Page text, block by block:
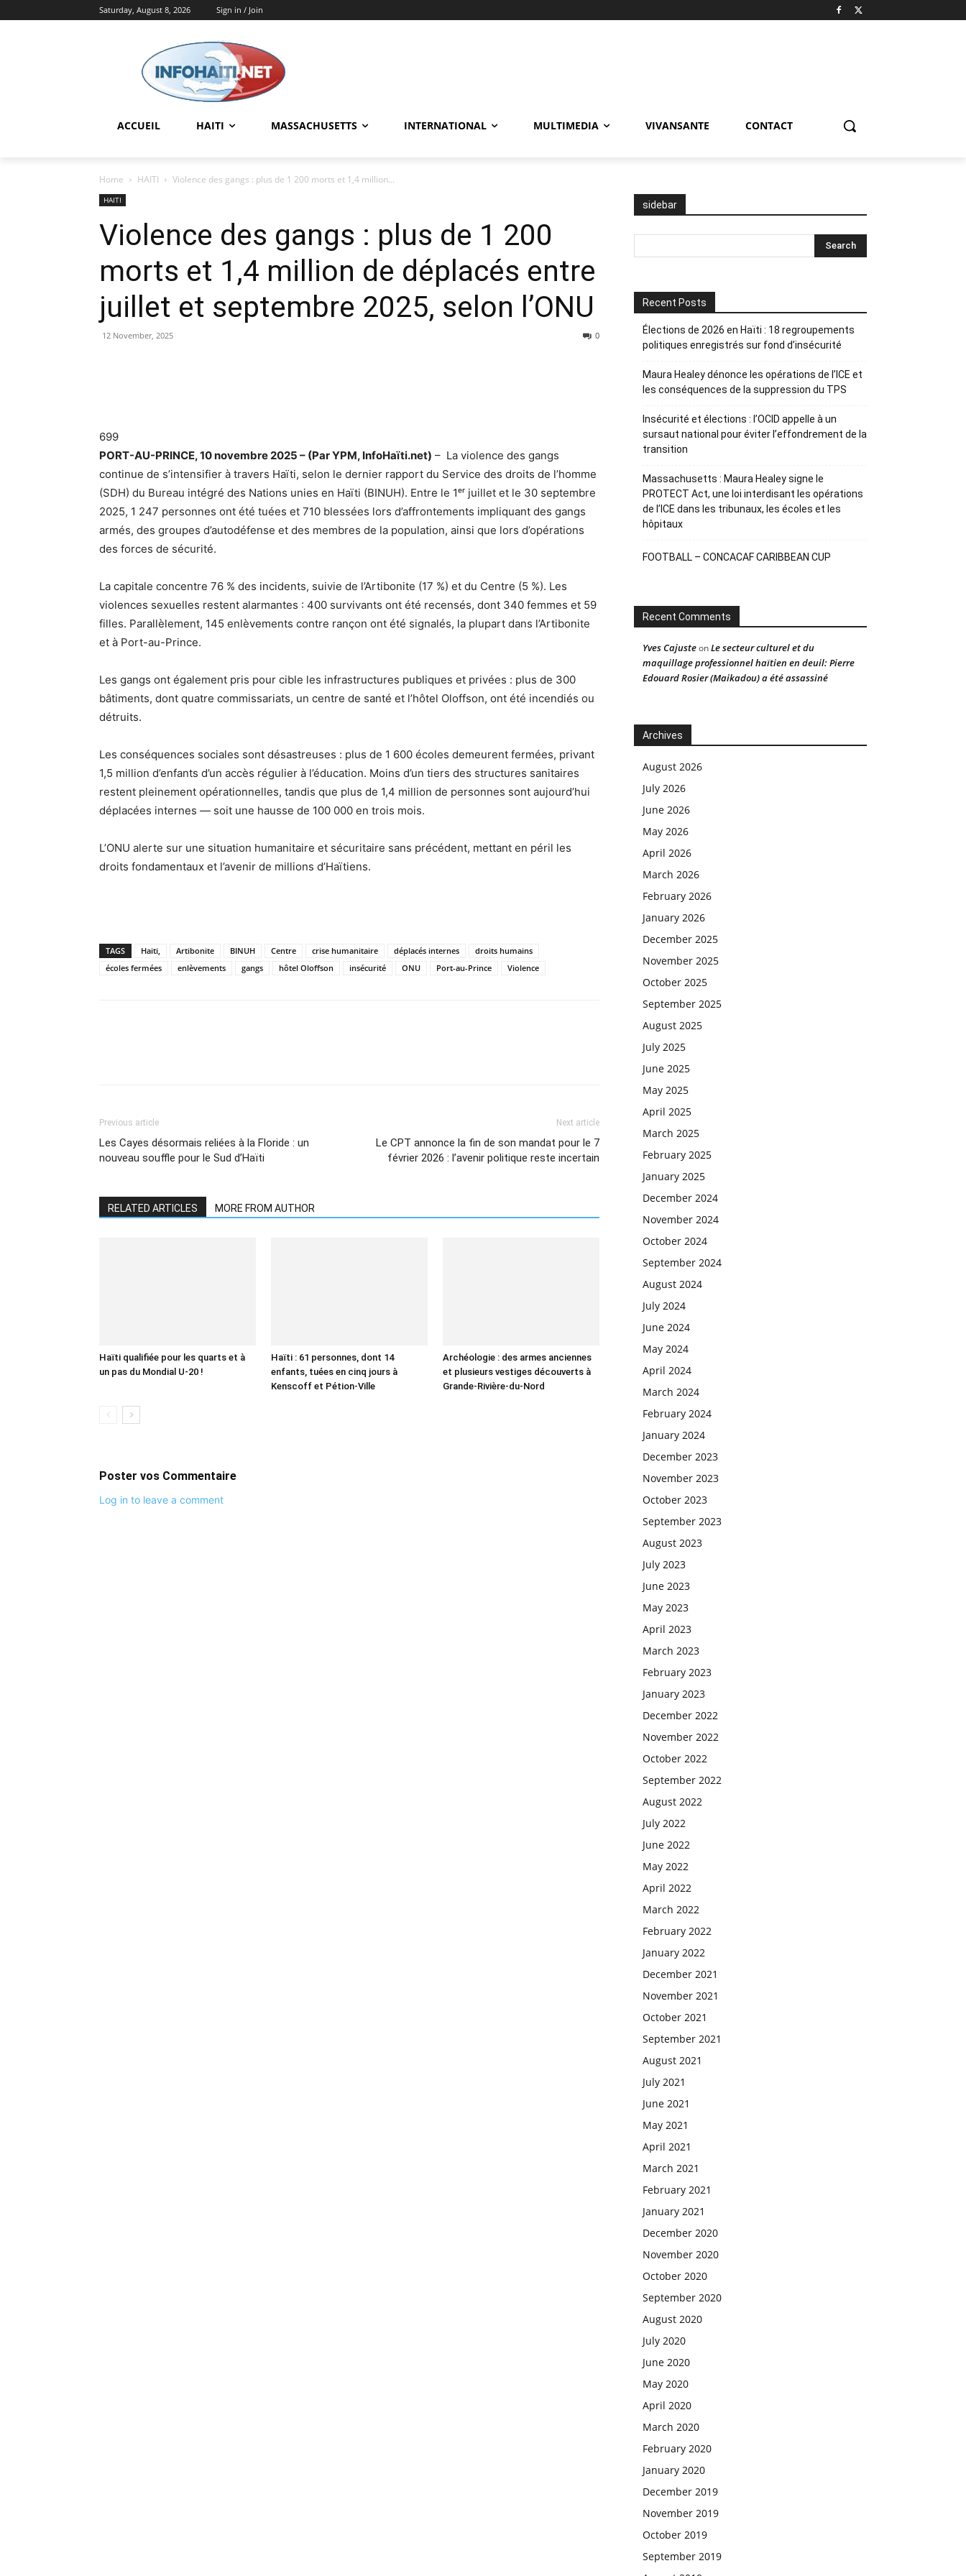
Saturday, August 8, 2026 Sign in / Join
ACCUEIL HAITI MASSACHUSETTS INTERNATIONAL MULTIMEDIA VIVANSANTE CONTACT
Home HAITI Violence des gangs : plus de 1 200 morts et 1,4 million...
HAITI
Violence des gangs : plus de 1 200
morts et 1,4 million de déplacés entre
juillet et septembre 2025, selon l’ONU
12 November, 2025 0
699
PORT-AU-PRINCE, 10 novembre 2025 – (Par YPM, InfoHaïti.net) – La violence des gangs
continue de s’intensifier à travers Haïti, selon le dernier rapport du Service des droits de l’homme
(SDH) du Bureau intégré des Nations unies en Haïti (BINUH). Entre le 1ᵉʳ juillet et le 30 septembre
2025, 1 247 personnes ont été tuées et 710 blessées lors d’affrontements impliquant des gangs
armés, des groupes d’autodéfense et des membres de la population, ainsi que lors d’opérations
des forces de sécurité.
La capitale concentre 76 % des incidents, suivie de l’Artibonite (17 %) et du Centre (5 %). Les
violences sexuelles restent alarmantes : 400 survivants ont été recensés, dont 340 femmes et 59
filles. Parallèlement, 145 enlèvements contre rançon ont été signalés, la plupart dans l’Artibonite
et à Port-au-Prince.
Les gangs ont également pris pour cible les infrastructures publiques et privées : plus de 300
bâtiments, dont quatre commissariats, un centre de santé et l’hôtel Oloffson, ont été incendiés ou
détruits.
Les conséquences sociales sont désastreuses : plus de 1 600 écoles demeurent fermées, privant
1,5 million d’enfants d’un accès régulier à l’éducation. Moins d’un tiers des structures sanitaires
restent pleinement opérationnelles, tandis que plus de 1,4 million de personnes sont aujourd’hui
déplacées internes — soit une hausse de 100 000 en trois mois.
L’ONU alerte sur une situation humanitaire et sécuritaire sans précédent, mettant en péril les
droits fondamentaux et l’avenir de millions d’Haïtiens.
TAGS Haiti, Artibonite BINUH Centre crise humanitaire déplacés internes
droits humains
écoles fermées
enlèvements gangs hôtel Oloffson insécurité ONU Port-au-Prince Violence
Previous article
Les Cayes désormais reliées à la Floride : un
nouveau souffle pour le Sud d’Haïti
Next article
Le CPT annonce la fin de son mandat pour le 7
février 2026 : l’avenir politique reste incertain
RELATED ARTICLES MORE FROM AUTHOR
Haïti qualifiée pour les quarts et à
un pas du Mondial U-20 !
Haïti : 61 personnes, dont 14
enfants, tuées en cinq jours à
Kenscoff et Pétion-Ville
Archéologie : des armes anciennes
et plusieurs vestiges découverts à
Grande-Rivière-du-Nord
Poster vos Commentaire
Log in to leave a comment
sidebar
Recent Posts
Élections de 2026 en Haïti : 18 regroupements
politiques enregistrés sur fond d’insécurité
Maura Healey dénonce les opérations de l’ICE et
les conséquences de la suppression du TPS
Insécurité et élections : l’OCID appelle à un
sursaut national pour éviter l’effondrement de la
transition
Massachusetts : Maura Healey signe le
PROTECT Act, une loi interdisant les opérations
de l’ICE dans les tribunaux, les écoles et les
hôpitaux
FOOTBALL – CONCACAF CARIBBEAN CUP
Recent Comments
Yves CajusteonLe secteur culturel et du
maquillage professionnel haïtien en deuil: Pierre
Edouard Rosier (Maikadou) a été assassiné
Archives
August 2026
July 2026
June 2026
May 2026
April 2026
March 2026
February 2026
January 2026
December 2025
November 2025
October 2025
September 2025
August 2025
July 2025
June 2025
May 2025
April 2025
March 2025
February 2025
January 2025
December 2024
November 2024
October 2024
September 2024
August 2024
July 2024
June 2024
May 2024
April 2024
March 2024
February 2024
January 2024
December 2023
November 2023
October 2023
September 2023
August 2023
July 2023
June 2023
May 2023
April 2023
March 2023
February 2023
January 2023
December 2022
November 2022
October 2022
September 2022
August 2022
July 2022
June 2022
May 2022
April 2022
March 2022
February 2022
January 2022
December 2021
November 2021
October 2021
September 2021
August 2021
July 2021
June 2021
May 2021
April 2021
March 2021
February 2021
January 2021
December 2020
November 2020
October 2020
September 2020
August 2020
July 2020
June 2020
May 2020
April 2020
March 2020
February 2020
January 2020
December 2019
November 2019
October 2019
September 2019